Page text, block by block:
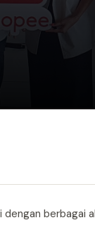
berbagai